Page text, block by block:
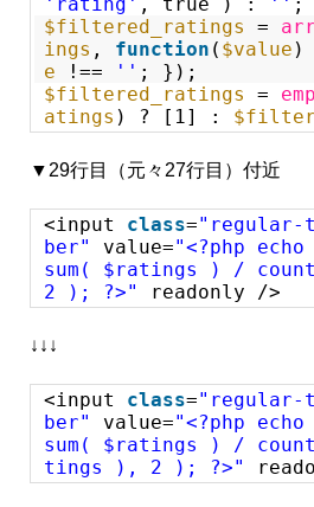
$filtered_ratings
=
ings , function ( $value )
e
!== '' ; });
$filtered_ratings
=
atings ) ? [1] :
▼29行目（元々27行目）付近
<input class="regular-
ber"
value="<?php
sum( $ratings ) /
2 ); ?>"
readonly />
↓↓↓
<input class="regular-
ber"
value="<?php
sum( $ratings ) /
tings ), 2 ); ?>"